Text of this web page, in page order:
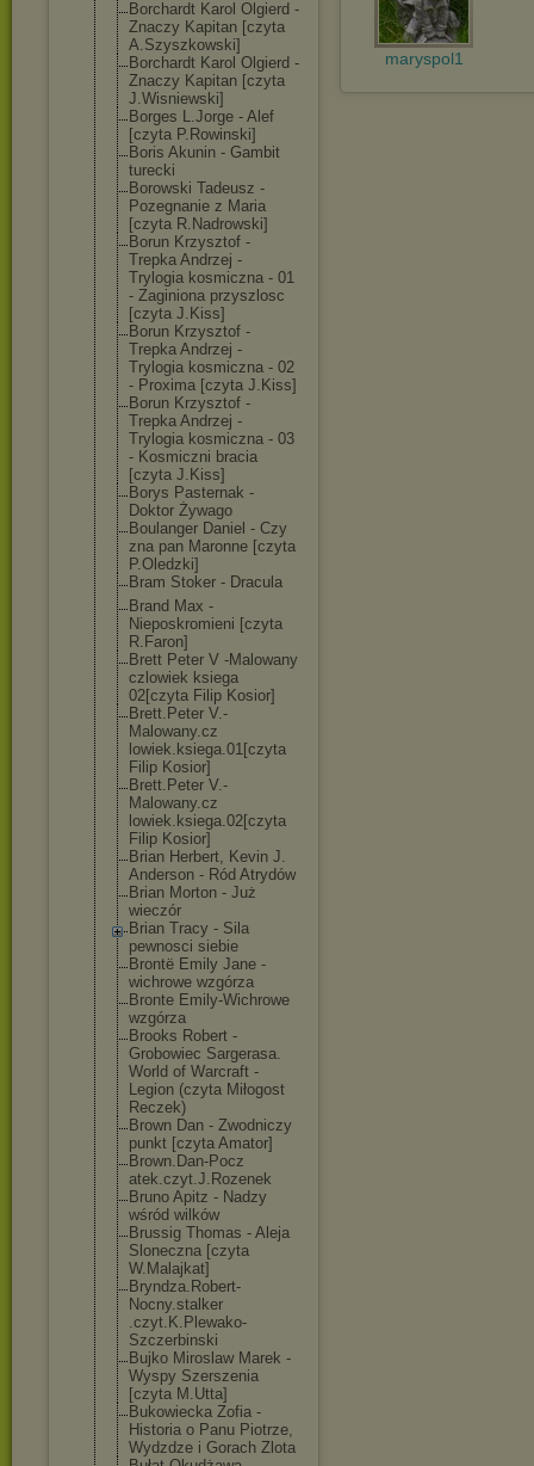
Borchardt Karol Olgierd -
Znaczy Kapitan [czyta
A.Szyszkowski]
Borchardt Karol Olgierd -
Znaczy Kapitan [czyta
J.Wisniewski]
Borges L.Jorge - Alef
[czyta P.Rowinski]
Boris Akunin - Gambit
turecki
Borowski Tadeusz -
Pozegnanie z Maria
[czyta R.Nadrowski]
Borun Krzysztof -
Trepka Andrzej -
Trylogia kosmiczna - 01
- Zaginiona przyszlosc
[czyta J.Kiss]
Borun Krzysztof -
Trepka Andrzej -
Trylogia kosmiczna - 02
- Proxima [czyta J.Kiss]
Borun Krzysztof -
Trepka Andrzej -
Trylogia kosmiczna - 03
- Kosmiczni bracia
[czyta J.Kiss]
Borys Pasternak -
Doktor Żywago
Boulanger Daniel - Czy
zna pan Maronne [czyta
P.Oledzki]
Bram Stoker - Dracula
Brand Max -
Nieposkromieni [czyta
R.Faron]
Brett Peter V -Malowany
czlowiek ksiega
02[czyta Filip Kosior]
Brett.Peter V.-
Malowany.cz
lowiek.ksiega.01[czyta
Filip Kosior]
Brett.Peter V.-
Malowany.cz
lowiek.ksiega.02[czyta
Filip Kosior]
Brian Herbert, Kevin J.
Anderson - Ród Atrydów
Brian Morton - Już
wieczór
Brian Tracy - Sila
pewnosci siebie
Brontë Emily Jane -
wichrowe wzgórza
Bronte Emily-Wichrowe
wzgórza
Brooks Robert -
Grobowiec Sargerasa.
World of Warcraft -
Legion (czyta Miłogost
Reczek)
Brown Dan - Zwodniczy
punkt [czyta Amator]
Brown.Dan-Pocz
atek.czyt.J.Rozenek
Bruno Apitz - Nadzy
wśród wilków
Brussig Thomas - Aleja
Sloneczna [czyta
W.Malajkat]
Bryndza.Robert-
Nocny.stalker
.czyt.K.Plewako-
Szczerbinski
Bujko Miroslaw Marek -
Wyspy Szerszenia
[czyta M.Utta]
Bukowiecka Zofia -
Historia o Panu Piotrze,
Wydzdze i Gorach Zlota
maryspol1